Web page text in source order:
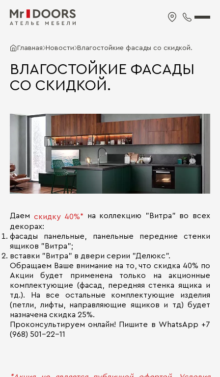
Главная Новости Влагостойкие фасады со скидкой.
ВЛАГОСТОЙКИЕ ФАСАДЫ
СО СКИДКОЙ.
Даем скидку 40%* на коллекцию "Витра" во всех
декорах:
фасады панельные, панельные передние стенки
ящиков "Витра";
вставки "Витра" в двери серии "Делюкс".
Обращаем Ваше внимание на то, что скидка 40% по
Акции будет применена только на акционные
комплектующие (фасад, передняя стенка ящика и
тд.). На все остальные комплектующие изделия
(петли, лифты, направляющие ящиков и тд) будет
назначена скидка 25%.
Проконсультируем онлайн! Пишите в WhatsApp +7
(968) 501-22-11